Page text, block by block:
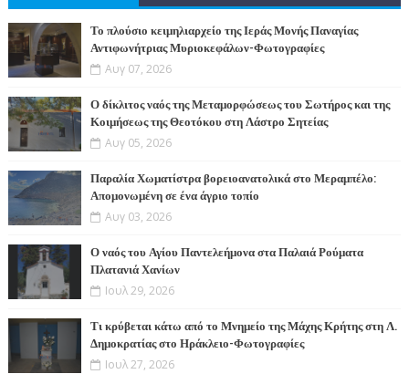
Το πλούσιο κειμηλιαρχείο της Ιεράς Μονής Παναγίας
Αντιφωνήτριας Μυριοκεφάλων-Φωτογραφίες
Αυγ 07, 2026
Ο δίκλιτος ναός της Μεταμορφώσεως του Σωτήρος και της
Κοιμήσεως της Θεοτόκου στη Λάστρο Σητείας
Αυγ 05, 2026
Παραλία Χωματίστρα βορειοανατολικά στο Μεραμπέλο:
Απομονωμένη σε ένα άγριο τοπίο
Αυγ 03, 2026
Ο ναός του Αγίου Παντελεήμονα στα Παλαιά Ρούματα
Πλατανιά Χανίων
Ιουλ 29, 2026
Τι κρύβεται κάτω από το Μνημείο της Μάχης Κρήτης στη Λ.
Δημοκρατίας στο Ηράκλειο-Φωτογραφίες
Ιουλ 27, 2026